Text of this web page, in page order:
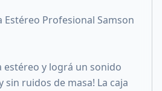
Estéreo Profesional Samson
estéreo y lográ un sonido
sin ruidos de masa! La caja